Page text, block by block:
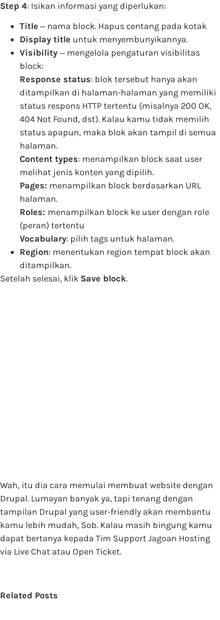
Step 4: Isikan informasi yang diperlukan:
Title ‒ nama block. Hapus centang pada kotak
Display title untuk menyembunyikannya.
Visibility ‒ mengelola pengaturan visibilitas
block:
Response status: blok tersebut hanya akan
ditampilkan di halaman-halaman yang memiliki
status respons HTTP tertentu (misalnya 200 OK,
404 Not Found, dst). Kalau kamu tidak memilih
status apapun, maka blok akan tampil di semua
halaman.
Content types: menampilkan block saat user
melihat jenis konten yang dipilih.
Pages: menampilkan block berdasarkan URL
halaman.
Roles: menampilkan block ke user dengan role
(peran) tertentu
Vocabulary: pilih tags untuk halaman.
Region: menentukan region tempat block akan
ditampilkan.
Setelah selesai, klik Save block.
Wah, itu dia cara memulai membuat website dengan
Drupal. Lumayan banyak ya, tapi tenang dengan
tampilan Drupal yang user-friendly akan membantu
kamu lebih mudah, Sob. Kalau masih bingung kamu
dapat bertanya kepada Tim Support Jagoan Hosting
via Live Chat atau Open Ticket.
Related Posts